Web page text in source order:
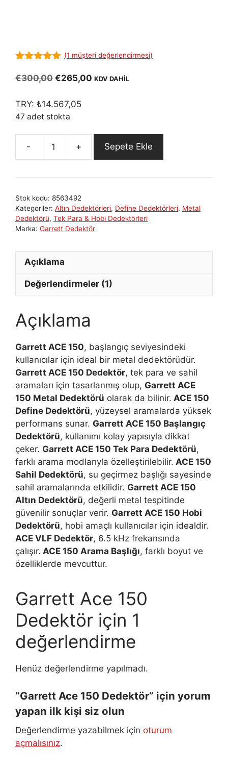
5
(1 müşteri değerlendirmesi)
€300,00 Orijinal
€300,00.
€265,00 Şu
KDV DAHİL
TRY: ₺14.567,05
47 adet stokta
Garrett
150
adet
Sepete Ekle
Stok kodu: 8563492
Kategoriler: Altın Dedektörleri, Define Dedektörleri, Metal
Dedektörü, Tek Para & Hobi Dedektörleri
Marka: Garrett Dedektör
Açıklama
Değerlendirmeler (1)
Açıklama
Garrett ACE 150, başlangıç seviyesindeki
kullanıcılar için ideal bir metal dedektörüdür.
Garrett ACE 150 Dedektör, tek para ve sahil
aramaları için tasarlanmış olup, Garrett ACE
150 Metal Dedektörü olarak da bilinir. ACE 150
Define Dedektörü, yüzeysel aramalarda yüksek
performans sunar. Garrett ACE 150 Başlangıç
Dedektörü, kullanımı kolay yapısıyla dikkat
çeker. Garrett ACE 150 Tek Para Dedektörü,
farklı arama modlarıyla özelleştirilebilir. ACE 150
Sahil Dedektörü, su geçirmez başlığı sayesinde
sahil aramalarında etkilidir. Garrett ACE 150
Altın Dedektörü, değerli metal tespitinde
güvenilir sonuçlar verir. Garrett ACE 150 Hobi
Dedektörü, hobi amaçlı kullanıcılar için idealdir.
ACE VLF Dedektör, 6.5 kHz frekansında
çalışır. ACE 150 Arama Başlığı, farklı boyut ve
özelliklerde mevcuttur.
Garrett Ace 150
Dedektör için 1
değerlendirme
Henüz değerlendirme yapılmadı.
“Garrett Ace 150 Dedektör” için yorum
yapan ilk kişi siz olun
Değerlendirme yazabilmek için oturum
açmalısınız.